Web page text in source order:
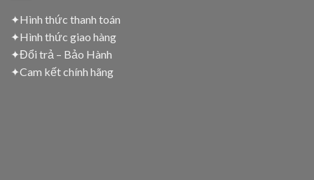
✦Hình thức thanh toán
✦Hình thức giao hàng
✦Đổi trả – Bảo Hành
✦Cam kết chính hãng